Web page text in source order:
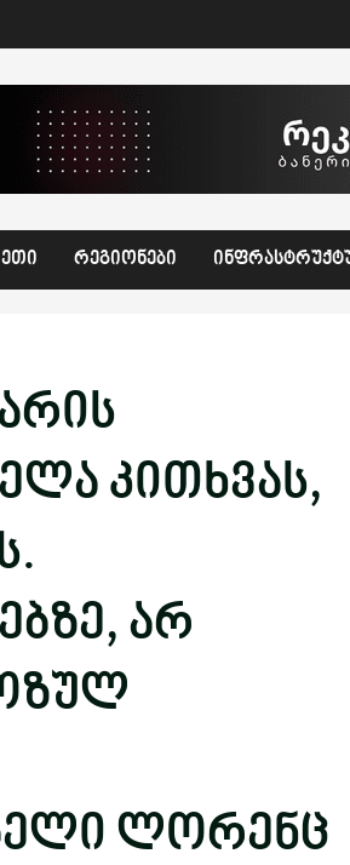
ᲠᲔᲒᲘᲝᲜᲔᲑᲘ
კითხვას,
არ
ლორენც